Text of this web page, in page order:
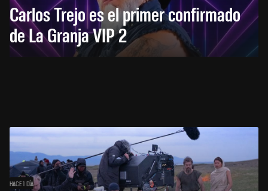
Carlos Trejo es el primer confirmado
de La Granja VIP 2
HACE 1 DÍA